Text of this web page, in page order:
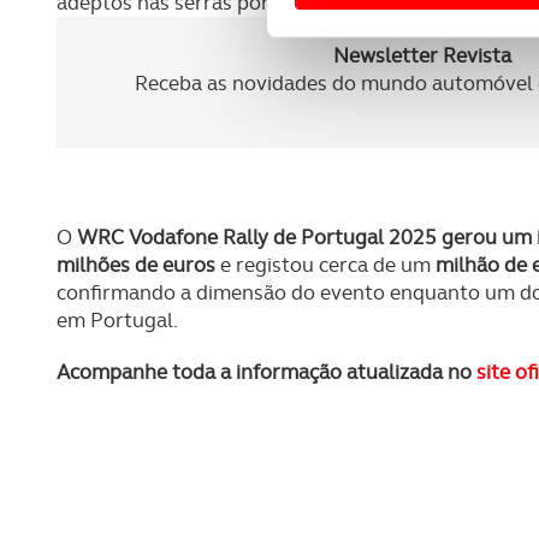
Usamos cookies para
funcionalidades de redes
Adicionalmente partilhamos
Realçamos que o bloqueio
navegação no Website e
Newsletter Revista
Receba as novidades do mundo automóvel
OWRC Vodafone Rally de Portugal 2025 gerou
milhõesde eurose registou cerca de um milhão de
confirmando a dimensão do evento enquanto um
em Portugal.
Acompanhe toda a informação atualizada nosite